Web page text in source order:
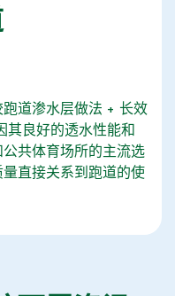
道渗水层做法 + 长效
其良好的透水性能和
共体育场所的主流选
直接关系到跑道的使